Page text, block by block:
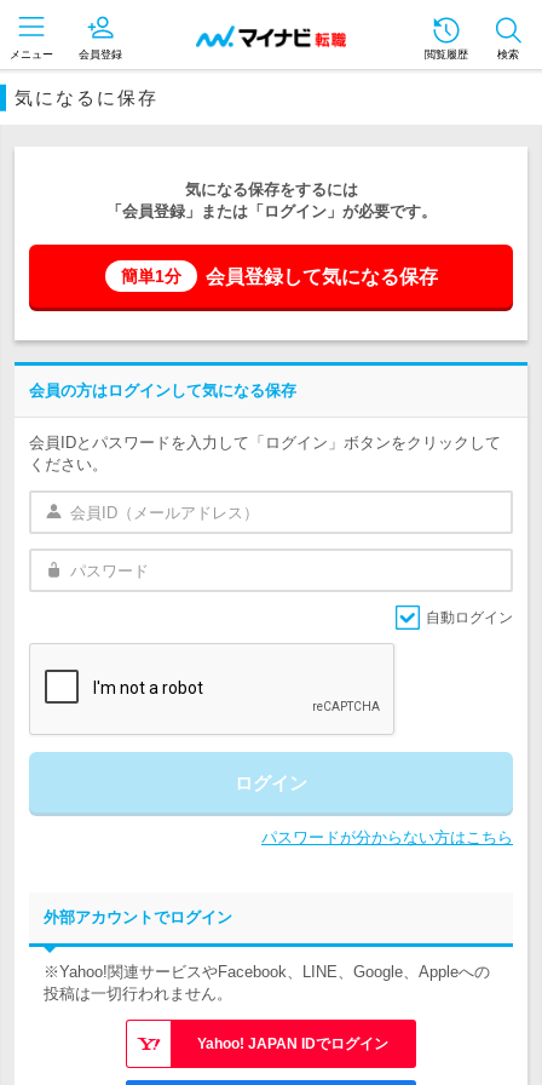
メニュー 会員登録 閲覧履歴 検索
気になるに保存
気になる保存をするには
「会員登録」または「ログイン」が必要です。
簡単1分 会員登録して気になる保存
会員の方はログインして気になる保存
会員IDとパスワードを入力して「ログイン」ボタンをクリックして
ください。
自動ログイン
ログイン
パスワードが分からない方はこちら
外部アカウントでログイン
※Yahoo!関連サービスやFacebook、LINE、Google、Appleへの
投稿は一切行われません。
Yahoo! JAPAN IDでログイン